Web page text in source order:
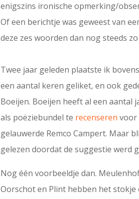
enigszins ironische opmerking/
Of een berichtje was geweest van
deze zes woorden dan nog steeds
Twee jaar geleden plaatste ik
een aantal keren geliket, en ook
Boeijen. Boeijen heeft al een aantal
als poëziebundel te recenseren voor
gelauwerde Remco Campert. Maar
gelezen doordat de suggestie werd
Nog één voorbeeldje dan.
Oorschot en Plint hebben het stokje